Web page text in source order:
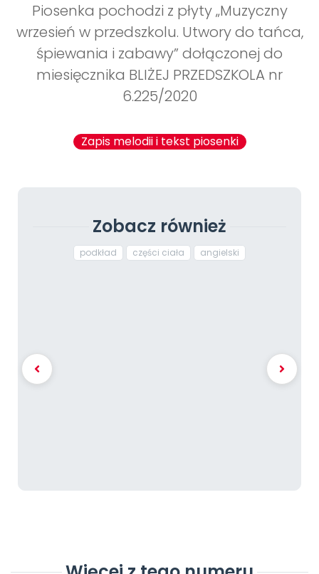
Piosenka pochodzi z płyty „Muzyczny
wrzesień w przedszkolu. Utwory do tańca,
śpiewania i zabawy” dołączonej do
miesięcznika BLIŻEJ PRZEDSZKOLA nr
6.225/2020
Zapis melodii i tekst piosenki
Zobacz również
podkład części ciała angielski